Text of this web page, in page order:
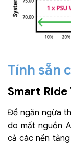
Tính sẵn
Smart Ride
Để ngăn ngừa
do mất nguồn
cả các nền